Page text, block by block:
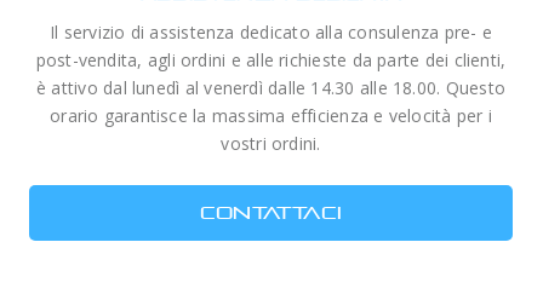
Il servizio di assistenza dedicato alla consulenza pre- e
post-vendita, agli ordini e alle richieste da parte dei clienti,
è attivo dal lunedì al venerdì dalle 14.30 alle 18.00. Questo
orario garantisce la massima efficienza e velocità per i
vostri ordini.
CONTATTACI